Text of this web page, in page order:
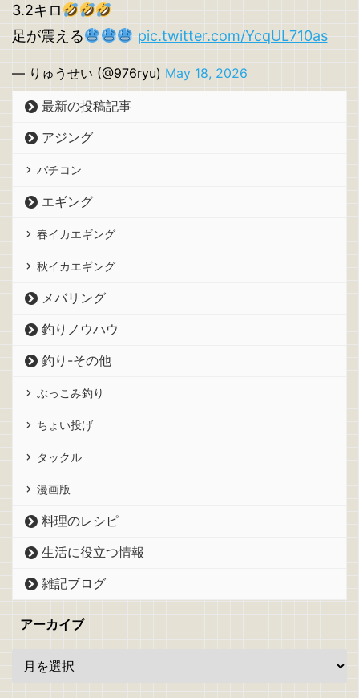
3.2キロ
足が震える
pic.twitter.com/YcqUL710as
— りゅうせい (@976ryu) May 18, 2026
最新の投稿記事
アジング
バチコン
エギング
春イカエギング
秋イカエギング
メバリング
釣りノウハウ
釣り-その他
ぶっこみ釣り
ちょい投げ
タックル
漫画版
料理のレシピ
生活に役立つ情報
雑記ブログ
アーカイブ